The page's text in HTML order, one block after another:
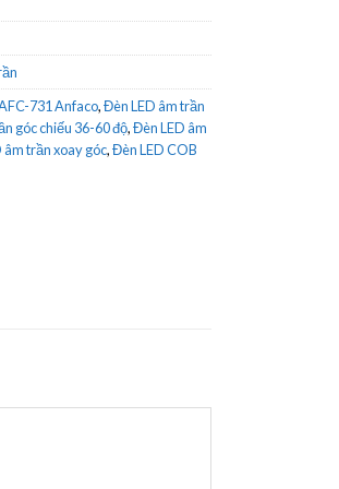
731 Anfaco,Đèn LED âm trần
góc chiếu 36-60 độ,Đèn LED âm
âm trần xoay góc,Đèn LED COB